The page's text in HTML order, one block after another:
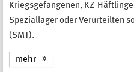
Kriegsgefangenen, KZ-
Speziallager oder Verurteilten
(SMT).
mehr